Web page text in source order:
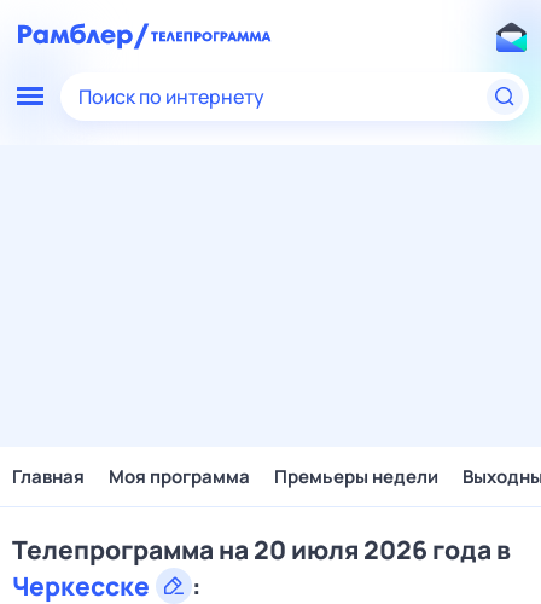
Поиск по интернету
Главная Моя программа Премьеры недели
Телепрограмма на 20 июля 2026 года в
Черкесске
: